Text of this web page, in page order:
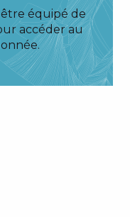
être équipé de
accéder au